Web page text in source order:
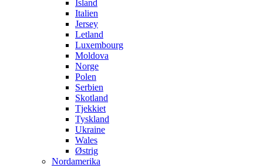
Island
Italien
Jersey
Letland
Luxembourg
Moldova
Norge
Polen
Serbien
Skotland
Tjekkiet
Tyskland
Ukraine
Wales
Østrig
Nordamerika